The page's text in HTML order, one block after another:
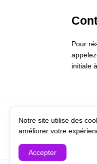
Pour
initiale
Notre site utilise des
améliorer votre
Accepter